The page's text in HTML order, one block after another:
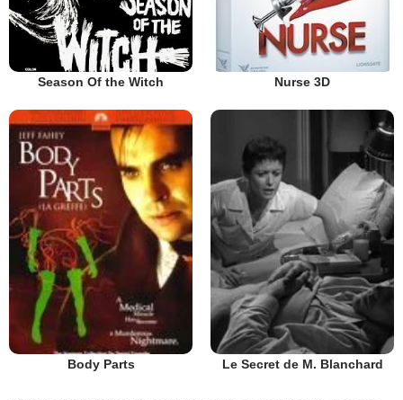
Season Of the Witch Nurse 3D
Body Parts Le Secret de M. Blanchard